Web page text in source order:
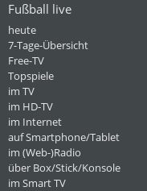
Fußball live
heute
7-Tage-Übersicht
Free-TV
Topspiele
im TV
im HD-TV
im Internet
auf Smartphone/Tablet
im (Web-)Radio
über Box/Stick/Konsole
im Smart TV